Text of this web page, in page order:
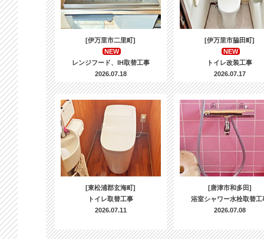
[伊万里市二里町]
NEW
レンジフード、IH取替工事
2026.07.18
[伊万里市脇田町]
NEW
トイレ改装工事
2026.07.17
[東松浦郡玄海町]
トイレ取替工事
2026.07.11
[唐津市和多田]
浴室シャワー水栓取替工
2026.07.08